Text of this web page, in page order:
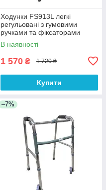
Ходунки FS913L легкі
регульовані з гумовими
ручками та фіксаторами
В наявності
1 570 ₴ 1 720 ₴
Купити
–7%